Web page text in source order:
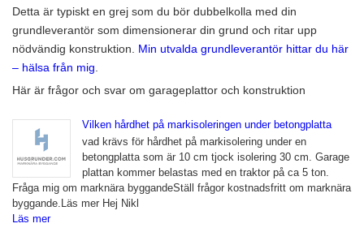
Detta är typiskt en grej som du bör dubbelkolla med din
grundleverantör som dimensionerar din grund och ritar upp
nödvändig konstruktion. Min utvalda grundleverantör hittar du här
– hälsa från mig.
Här är frågor och svar om garageplattor och konstruktion
Vilken hårdhet på markisoleringen under betongplatta
vad krävs för hårdhet på markisolering under en
betongplatta som är 10 cm tjock isolering 30 cm. Garage
plattan kommer belastas med en traktor på ca 5 ton.
Fråga mig om marknära byggandeStäll frågor kostnadsfritt om marknära
byggande.Läs mer Hej Nikl
Läs mer